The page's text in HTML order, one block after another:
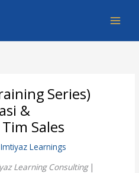
Series)
&
Sales
Imtiyaz Learnings
Learning Consulting|